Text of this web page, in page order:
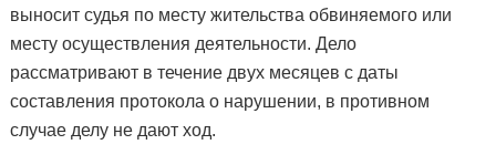
выносит судья по месту жительства обвиняемого или
месту осуществления деятельности. Дело
рассматривают в течение двух месяцев с даты
составления протокола о нарушении, в противном
случае делу не дают ход.